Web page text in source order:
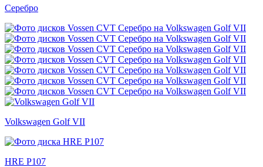
Серебро
Volkswagen Golf VII
HRE P107